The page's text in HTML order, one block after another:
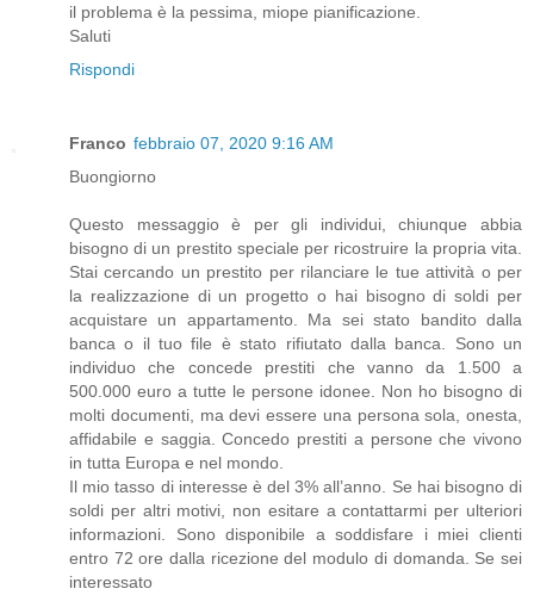
il problema è la pessima, miope pianificazione.
Saluti
Rispondi
Franco febbraio 07, 2020 9:16 AM
Buongiorno
Questo messaggio è per gli individui, chiunque abbia
bisogno di un prestito speciale per ricostruire la propria vita.
Stai cercando un prestito per rilanciare le tue attività o per
la realizzazione di un progetto o hai bisogno di soldi per
acquistare un appartamento. Ma sei stato bandito dalla
banca o il tuo file è stato rifiutato dalla banca. Sono un
individuo che concede prestiti che vanno da 1.500 a
500.000 euro a tutte le persone idonee. Non ho bisogno di
molti documenti, ma devi essere una persona sola, onesta,
affidabile e saggia. Concedo prestiti a persone che vivono
in tutta Europa e nel mondo.
Il mio tasso di interesse è del 3% all’anno. Se hai bisogno di
soldi per altri motivi, non esitare a contattarmi per ulteriori
informazioni. Sono disponibile a soddisfare i miei clienti
entro 72 ore dalla ricezione del modulo di domanda. Se sei
interessato